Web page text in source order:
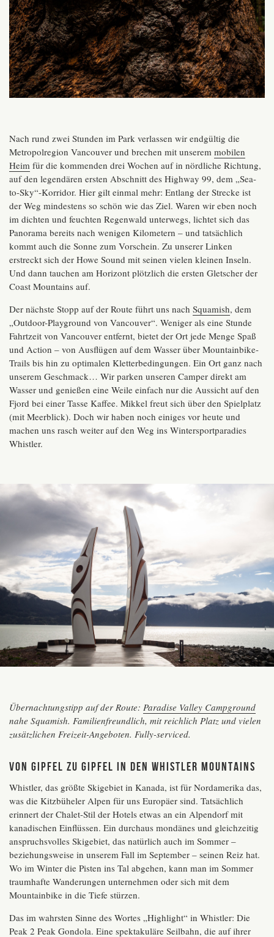
Nach rund zwei Stunden im Park verlassen wir endgültig die
Metropolregion Vancouver und brechen mit unserem mobilen
Heim für die kommenden drei Wochen auf in nördliche Richtung,
auf den legendären ersten Abschnitt des Highway 99, dem „Sea-
to-Sky“-Korridor. Hier gilt einmal mehr: Entlang der Strecke ist
der Weg mindestens so schön wie das Ziel. Waren wir eben noch
im dichten und feuchten Regenwald unterwegs, lichtet sich das
Panorama bereits nach wenigen Kilometern – und tatsächlich
kommt auch die Sonne zum Vorschein. Zu unserer Linken
erstreckt sich der Howe Sound mit seinen vielen kleinen Inseln.
Und dann tauchen am Horizont plötzlich die ersten Gletscher der
Coast Mountains auf.
Der nächste Stopp auf der Route führt uns nach Squamish, dem
„Outdoor-Playground von Vancouver“. Weniger als eine Stunde
Fahrtzeit von Vancouver entfernt, bietet der Ort jede Menge Spaß
und Action – von Ausflügen auf dem Wasser über Mountainbike-
Trails bis hin zu optimalen Kletterbedingungen. Ein Ort ganz nach
unserem Geschmack… Wir parken unseren Camper direkt am
Wasser und genießen eine Weile einfach nur die Aussicht auf den
Fjord bei einer Tasse Kaffee. Mikkel freut sich über den Spielplatz
(mit Meerblick). Doch wir haben noch einiges vor heute und
machen uns rasch weiter auf den Weg ins Wintersportparadies
Whistler.
Übernachtungstipp auf der Route: Paradise Valley Campground
nahe Squamish. Familienfreundlich, mit reichlich Platz und vielen
zusätzlichen Freizeit-Angeboten. Fully-serviced.
Von Gipfel zu Gipfel in den Whistler Mountains
Whistler, das größte Skigebiet in Kanada, ist für Nordamerika das,
was die Kitzbüheler Alpen für uns Europäer sind. Tatsächlich
erinnert der Chalet-Stil der Hotels etwas an ein Alpendorf mit
kanadischen Einflüssen. Ein durchaus mondänes und gleichzeitig
anspruchsvolles Skigebiet, das natürlich auch im Sommer –
beziehungsweise in unserem Fall im September – seinen Reiz hat.
Wo im Winter die Pisten ins Tal abgehen, kann man im Sommer
traumhafte Wanderungen unternehmen oder sich mit dem
Mountainbike in die Tiefe stürzen.
Das im wahrsten Sinne des Wortes „Highlight“ in Whistler: Die
Peak 2 Peak Gondola. Eine spektakuläre Seilbahn, die auf ihrer